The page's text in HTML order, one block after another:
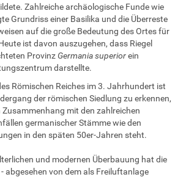
Zahlreiche archäologische Funde wie
Grundriss einer Basilika und die Überreste
auf die große Bedeutung des Ortes für
ist davon auszugehen, dass Riegel
Provinz Germania superiorein
darstellte.
Römischen Reiches im 3. Jahrhundert ist
der römischen Siedlung zu erkennen,
mit den zahlreichen
germanischer Stämme wie den
in den späten 50er-Jahren steht.
und modernen Überbauung hat die
abgesehen von dem als Freiluftanlage